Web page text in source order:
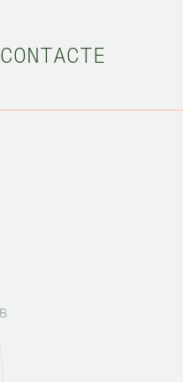
CONTACTE